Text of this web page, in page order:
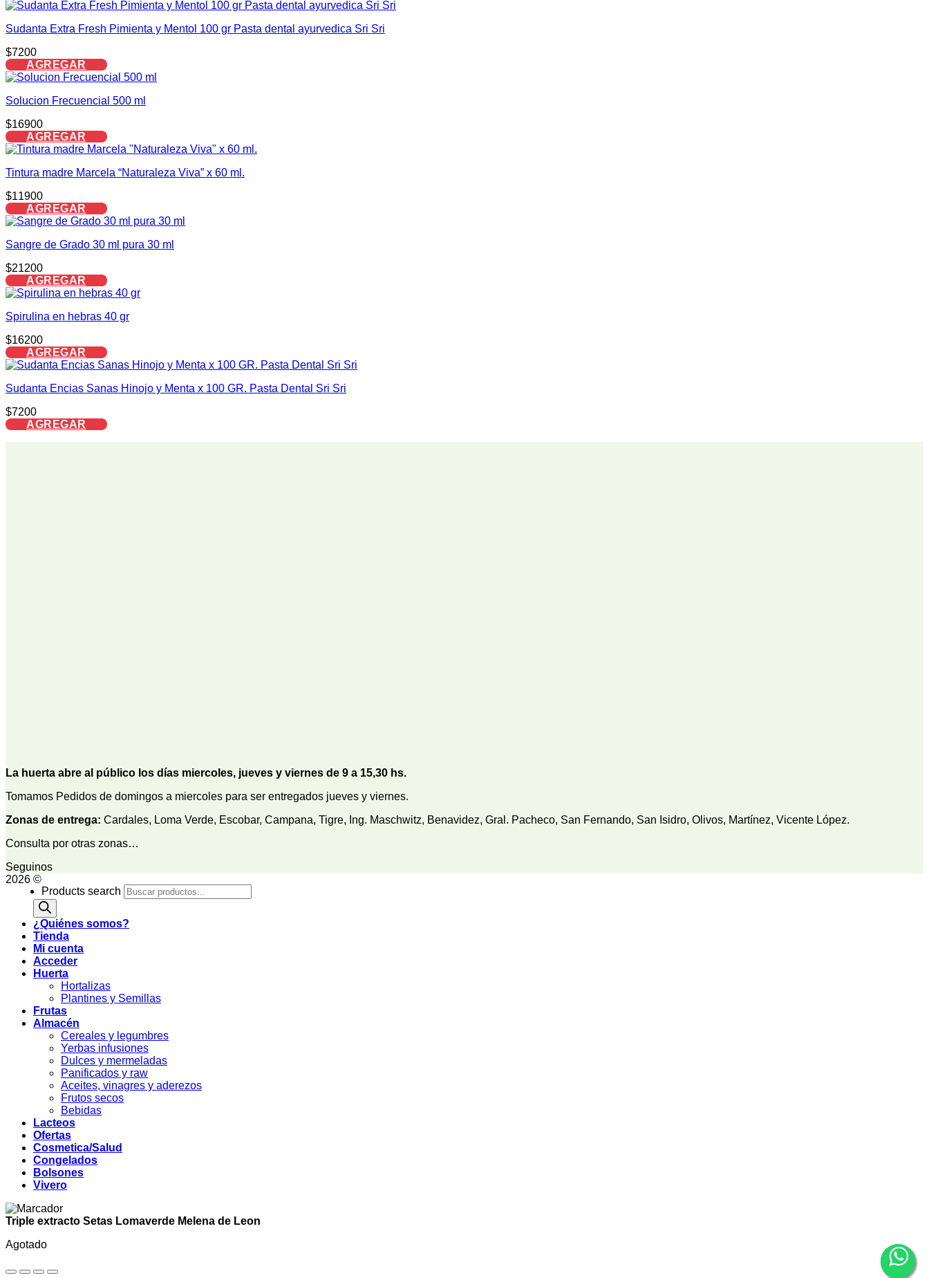
Sudanta Extra Fresh Pimienta y Mentol 100 gr Pasta dental ayurvedica Sri Sri
$7200
AGREGAR
Solucion Frecuencial 500 ml
$16900
AGREGAR
Tintura madre Marcela “Naturaleza Viva” x 60 ml.
$11900
AGREGAR
Sangre de Grado 30 ml pura 30 ml
$21200
AGREGAR
Spirulina en hebras 40 gr
$16200
AGREGAR
Sudanta Encias Sanas Hinojo y Menta x 100 GR. Pasta Dental Sri Sri
$7200
AGREGAR
La huerta abre al público los días miercoles, jueves y viernes de 9 a 15,30 hs.
Tomamos Pedidos de domingos a miercoles para ser entregados jueves y viernes.
Zonas de entrega: Cardales, Loma Verde, Escobar, Campana, Tigre, Ing. Maschwitz, Benavidez, Gral. Pacheco, San Fernando, San Isidro, Olivos, Martínez, Vicente López.
Consulta por otras zonas…
Seguinos
2026 ©
Products search
¿Quiénes somos?
Tienda
Mi cuenta
Acceder
Huerta
Hortalizas
Plantines y Semillas
Frutas
Almacén
Cereales y legumbres
Yerbas infusiones
Dulces y mermeladas
Panificados y raw
Aceites, vinagres y aderezos
Frutos secos
Bebidas
Lacteos
Ofertas
Cosmetica/Salud
Congelados
Bolsones
Vivero
Triple extracto Setas Lomaverde Melena de Leon
Agotado